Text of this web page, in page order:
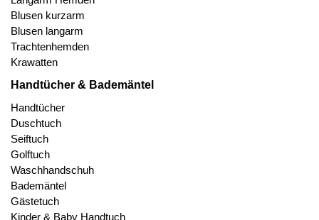
Blusen kurzarm
Blusen langarm
Trachtenhemden
Krawatten
Handtücher & Bademäntel
Handtücher
Duschtuch
Seiftuch
Golftuch
Waschhandschuh
Bademäntel
Gästetuch
Kinder & Baby Handtuch